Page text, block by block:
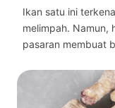
Ikan satu ini
melimpah. Namun,
pasaran membuat